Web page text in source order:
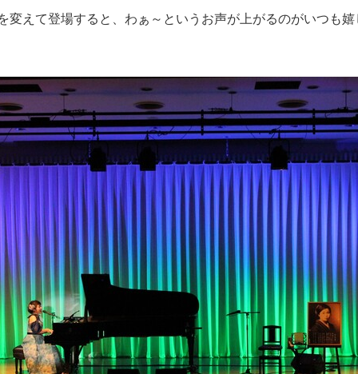
変えて登場すると、わぁ～というお声が上がるのがいつも嬉